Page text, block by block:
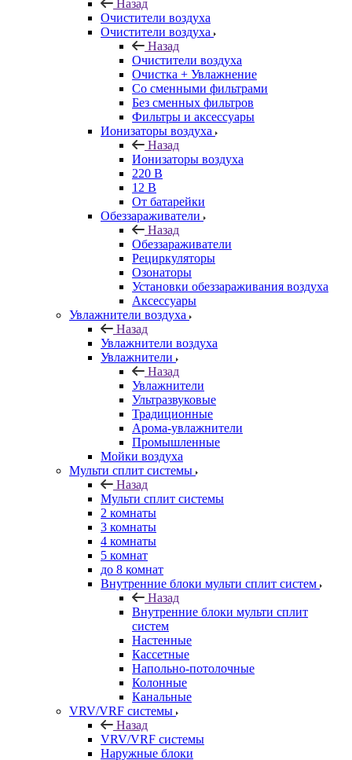
Назад
Очистители воздуха
Очистители воздуха
Назад
Очистители воздуха
Очистка + Увлажнение
Cо сменными фильтрами
Без сменных фильтров
Фильтры и аксессуары
Ионизаторы воздуха
Назад
Ионизаторы воздуха
220 В
12 В
От батарейки
Обеззараживатели
Назад
Обеззараживатели
Рециркуляторы
Озонаторы
Установки обеззараживания воздуха
Аксессуары
Увлажнители воздуха
Назад
Увлажнители воздуха
Увлажнители
Назад
Увлажнители
Ультразвуковые
Традиционные
Арома-увлажнители
Промышленные
Мойки воздуха
Мульти сплит системы
Назад
Мульти сплит системы
2 комнаты
3 комнаты
4 комнаты
5 комнат
до 8 комнат
Внутренние блоки мульти сплит систем
Назад
Внутренние блоки мульти сплит
систем
Настенные
Кассетные
Напольно-потолочные
Колонные
Канальные
VRV/VRF системы
Назад
VRV/VRF системы
Наружные блоки